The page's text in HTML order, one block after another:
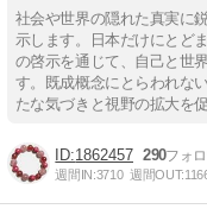
社会や世界の隠れた真実に
示します。日本だけにとど
の啓示を通じて、自己と世
す。既成概念にとらわれな
たな気づきと視野の拡大を促
1862457 290
週間IN:3710 週間OUT: